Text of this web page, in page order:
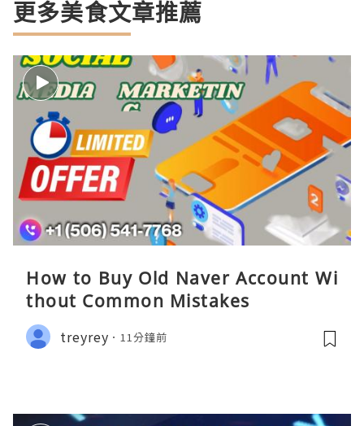
更多美食文章推薦
How to Buy Old Naver Account Wi
thout Common Mistakes
treyrey 11分鐘前